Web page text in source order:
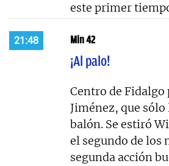
este primer
21:48 Min 42
¡Al palo!
Centro de Fidalgo
Jiménez, que
balón. Se estiró
el segundo de los
segunda acción